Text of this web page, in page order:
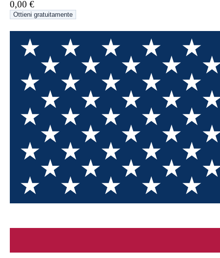
0,00 €
Ottieni gratuitamenteRichiesto oggi
Annulla Richiedi ora